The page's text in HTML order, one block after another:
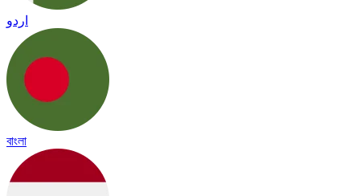
اردو
বাংলা